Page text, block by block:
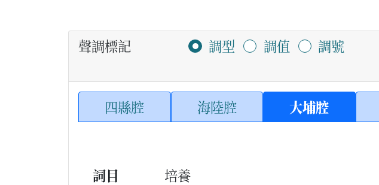
聲調標記 調型 調值 調號
四縣腔 海陸腔 大埔腔
詞目
培養